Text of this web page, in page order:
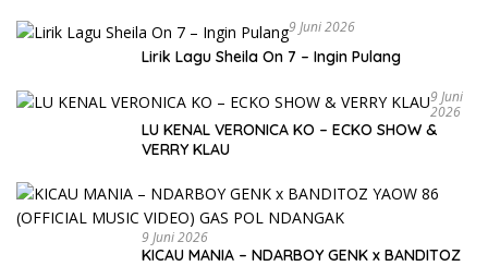
9 Juni 2026
Lirik Lagu Sheila On 7 – Ingin Pulang
9 Juni
2026
LU KENAL VERONICA KO – ECKO SHOW &
VERRY KLAU
9 Juni 2026
KICAU MANIA – NDARBOY GENK x BANDITOZ